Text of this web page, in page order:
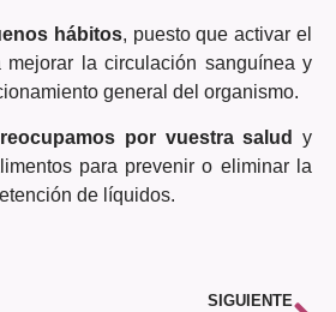
hábitos, puesto que activar el
mejorar la circulación sanguínea y
general del organismo.
por vuestra salud
y
para prevenir o eliminar la
de líquidos.
SIGUIENTE